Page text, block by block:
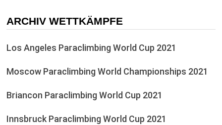
ARCHIV WETTKÄMPFE
Los Angeles Paraclimbing World Cup 2021
Moscow Paraclimbing World Championships 2021
Briancon Paraclimbing World Cup 2021
Innsbruck Paraclimbing World Cup 2021